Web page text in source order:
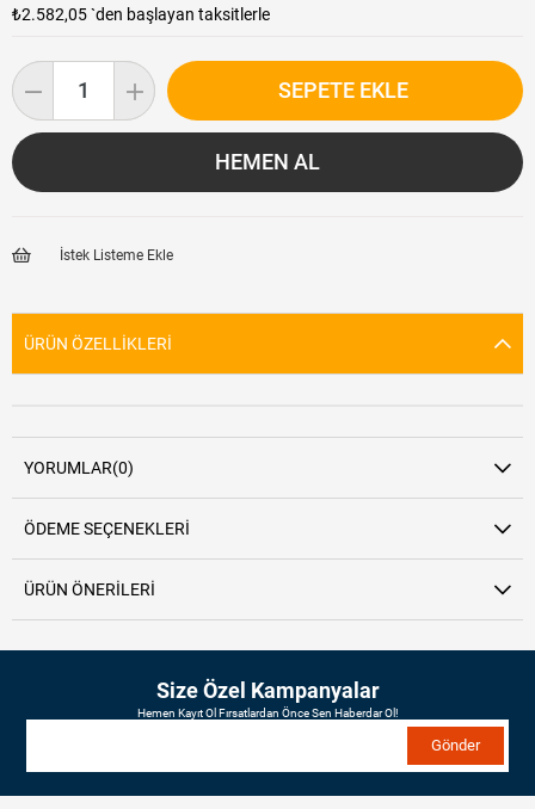
₺2.582,05`den başlayan taksitlerle
İstek Listeme Ekle
ÜRÜN ÖZELLIKLERI
YORUMLAR(0)
ÖDEME SEÇENEKLERI
ÜRÜN ÖNERILERI
Size Özel Kampanyalar
Hemen Kayıt Ol Fırsatlardan Önce Sen Haberdar Ol!
Gönder